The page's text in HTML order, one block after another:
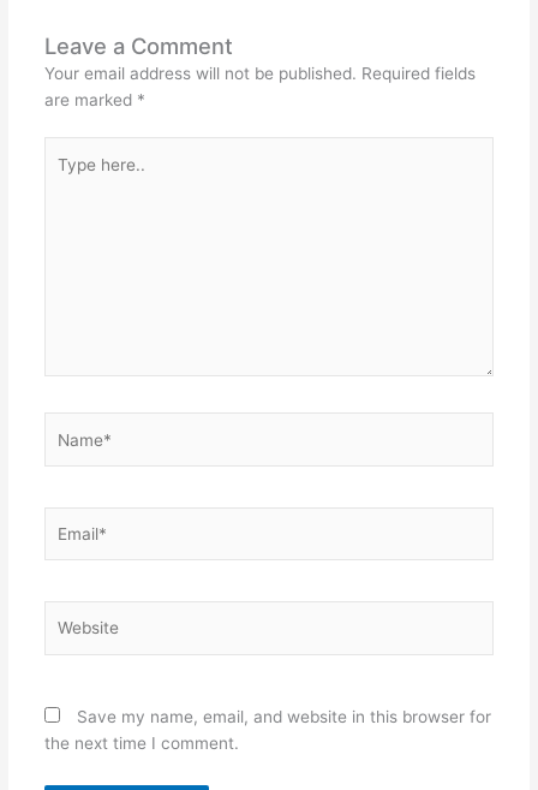
Leave a Comment
Your email address will not be published. Required fields
are marked *
here..
Save my name, email, and website in this browser for
the next time I comment.